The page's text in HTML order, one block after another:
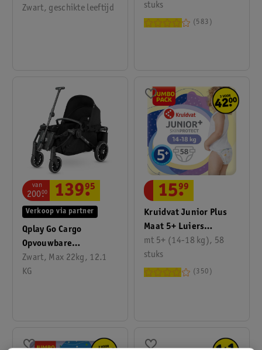
I-Size Autostoel
Zwart, geschikte leeftijd
stuks
583
Qplay Go Cargo
Opvouwbare
Kinderwagen &
Bolderkar
Zwart, Max 22kg, 12.1
KG
Verkoop via partner
van
200.
00 139.
95
Kruidvat Junior Plus
Maat 5+ Luiers
Jumbopack
mt 5+ (14-18 kg), 58
stuks
15.
99
350